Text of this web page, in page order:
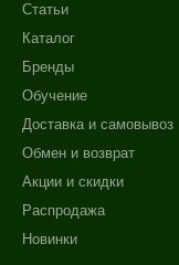
Статьи
Каталог
Бренды
Обучение
Доставка и самовывоз
Обмен и возврат
Акции и скидки
Распродажа
Новинки